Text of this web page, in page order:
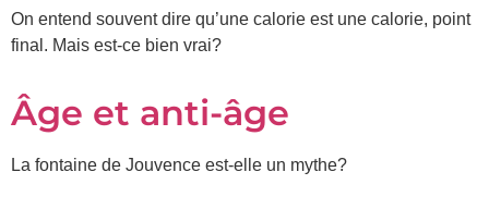
On entend souvent dire qu’une calorie est une calorie, point
final. Mais est-ce bien vrai?
Âge et anti-âge
La fontaine de Jouvence est-elle un mythe?
"BONS
MAUVAIS
vous
à